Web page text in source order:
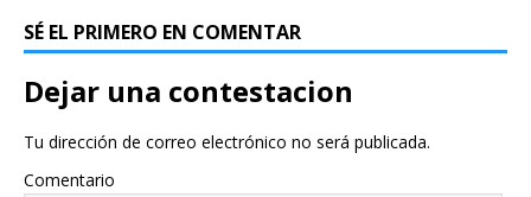
SÉ EL PRIMERO EN COMENTAR
Dejar una contestacion
Tu dirección de correo electrónico no será publicada.
Comentario